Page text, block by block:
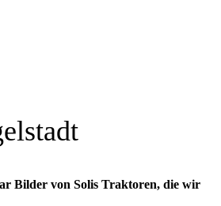
Bilder von Solis Traktoren, die wir